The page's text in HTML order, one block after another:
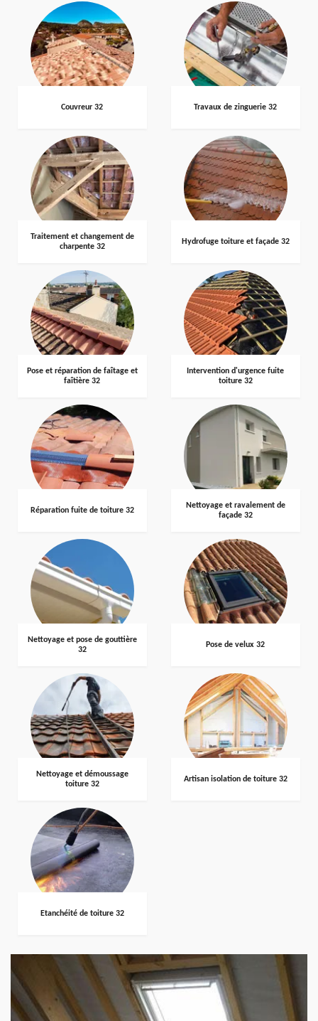
Couvreur 32 Travaux de zinguerie 32
Traitement et changement de
charpente 32
Hydrofuge toiture et façade 32
Pose et réparation de faîtage et
faîtière 32
Intervention d'urgence fuite
toiture 32
Réparation fuite de toiture 32
Nettoyage et ravalement de
façade 32
Nettoyage et pose de gouttière
32
Pose de velux 32
Nettoyage et démoussage
toiture 32
Artisan isolation de toiture 32
Etanchéité de toiture 32